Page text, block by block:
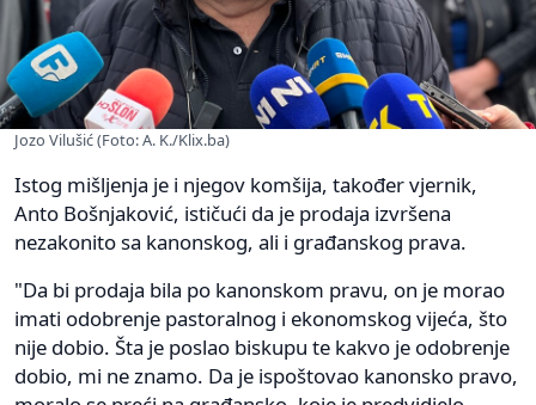
Jozo Vilušić (Foto: A. K./Klix.ba)
Istog mišljenja je i njegov komšija, također vjernik,
Anto Bošnjaković, ističući da je prodaja izvršena
nezakonito sa kanonskog, ali i građanskog prava.
"Da bi prodaja bila po kanonskom pravu, on je morao
imati odobrenje pastoralnog i ekonomskog vijeća, što
nije dobio. Šta je poslao biskupu te kakvo je odobrenje
dobio, mi ne znamo. Da je ispoštovao kanonsko pravo,